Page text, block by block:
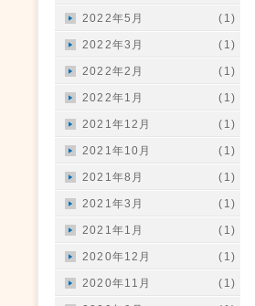
2022年5月 (1)
2022年3月 (1)
2022年2月 (1)
2022年1月 (1)
2021年12月 (1)
2021年10月 (1)
2021年8月 (1)
2021年3月 (1)
2021年1月 (1)
2020年12月 (1)
2020年11月 (1)